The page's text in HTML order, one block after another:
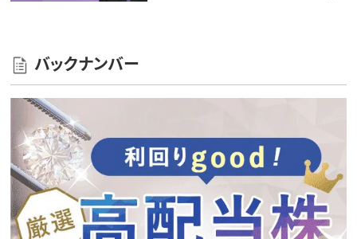
バックナンバー